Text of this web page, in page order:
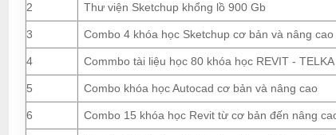
2 Thư viện Sketchup khổng lồ 900 Gb
3 Combo 4 khóa học Sketchup cơ bản và nâng cao
4 Commbo tài liệu học 80 khóa học REVIT -
5 Combo khóa học Autocad cơ bản và nâng cao
6 Combo 15 khóa học Revit từ cơ bản đến nâng